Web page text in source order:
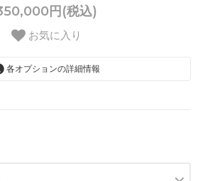
円(税込)
お気に入り
各オプションの詳細情報